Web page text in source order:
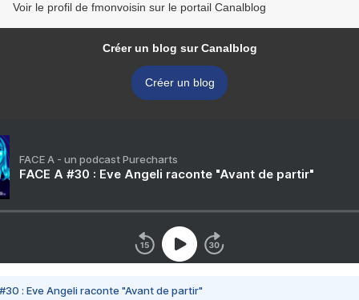
Voir le profil de fmonvoisin sur le portail Canalblog
Créer un blog sur Canalblog
Créer un blog
FACE A - un podcast Purecharts
FACE A #30 : Eve Angeli raconte "Avant de partir"
#30 : Eve Angeli raconte "Avant de partir"